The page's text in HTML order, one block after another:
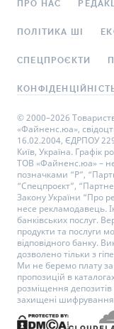
ПРО НАС
ПОЛІТИКА ШІ
СПЕЦПРОЄКТИ
© 2000–2026
«Файненс.юа»,
16.02.2004, ЄДРПОУ
Київ, Україна. Графік
ТОВ «Файненс.юа» –
позначками “Р”,
“Спецпроєкт”,
Закону України “Про
несе рекламодавець.
банківських послуг.
продукти та послуги
відповідного банку.
дозволено тільки з
Ми не беремо плату за
пропозицій в
розміщення депозитів
захищені